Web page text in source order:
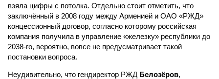
взяла цифры с потолка. Отдельно стоит отметить, что
заключённый в 2008 году между Арменией и ОАО «РЖД»
концессионный договор, согласно которому российская
компания получила в управление «железку» республики до
2038-го, вероятно, вовсе не предусматривает такой
постановки вопроса.
Неудивительно, что гендиректор РЖД Белозёров,